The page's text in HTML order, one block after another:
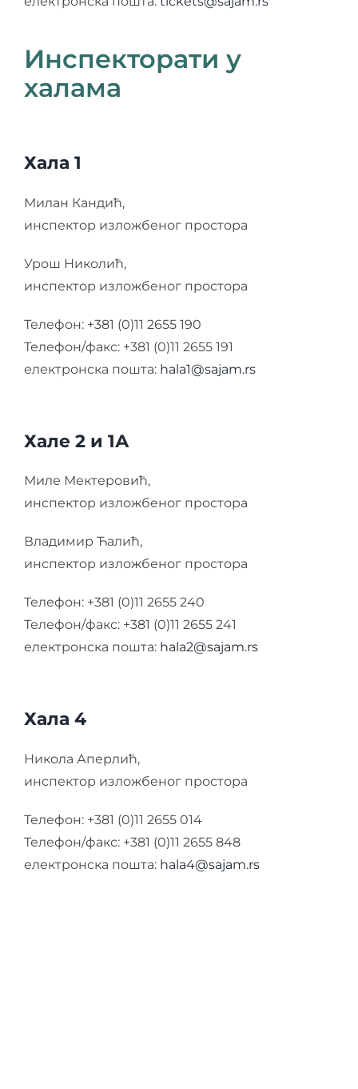
Инспекторати у
халама
Хала 1
Милан Кандић,
инспектор изложбеног простора
Урош Николић,
инспектор изложбеног простора
Телефон: +381 (0)11 2655 190
Телефон/факс: +381 (0)11 2655 191
електронска пошта: hala1@sajam.rs
Хале 2 и 1А
Миле Мектеровић,
инспектор изложбеног простора
Владимир Ћалић,
инспектор изложбеног простора
Телефон: +381 (0)11 2655 240
Телефон/факс: +381 (0)11 2655 241
електронска пошта: hala2@sajam.rs
Хала 4
Никола Аперлић,
инспектор изложбеног простора
Телефон: +381 (0)11 2655 014
Телефон/факс: +381 (0)11 2655 848
електронска пошта: hala4@sajam.rs